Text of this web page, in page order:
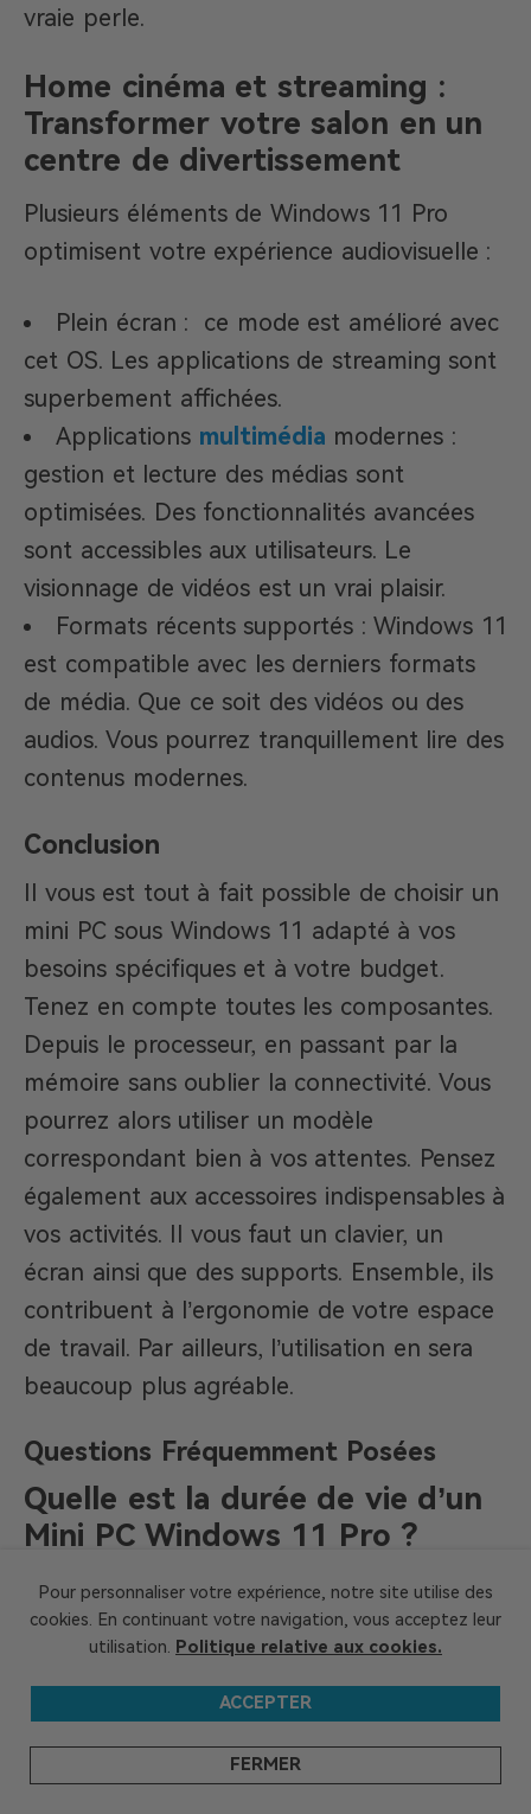
vraie perle.
Home cinéma et streaming :
Transformer votre salon en un
centre de divertissement
Plusieurs éléments de Windows 11 Pro
optimisent votre expérience audiovisuelle :
Plein écran : ce mode est amélioré avec
cet OS. Les applications de streaming sont
superbement affichées.
Applications multimédia modernes :
gestion et lecture des médias sont
optimisées. Des fonctionnalités avancées
sont accessibles aux utilisateurs. Le
visionnage de vidéos est un vrai plaisir.
Formats récents supportés : Windows 11
est compatible avec les derniers formats
de média. Que ce soit des vidéos ou des
audios. Vous pourrez tranquillement lire des
contenus modernes.
Conclusion
Il vous est tout à fait possible de choisir un
mini PC sous Windows 11 adapté à vos
besoins spécifiques et à votre budget.
Tenez en compte toutes les composantes.
Depuis le processeur, en passant par la
mémoire sans oublier la connectivité. Vous
pourrez alors utiliser un modèle
correspondant bien à vos attentes. Pensez
également aux accessoires indispensables à
vos activités. Il vous faut un clavier, un
écran ainsi que des supports. Ensemble, ils
contribuent à l’ergonomie de votre espace
de travail. Par ailleurs, l’utilisation en sera
beaucoup plus agréable.
Questions Fréquemment Posées
Quelle est la durée de vie d’un
Mini PC Windows 11 Pro ?
Un mini PC sous Windows 11 peut durer
entre 3 et 7 ans. Sa durée de vie dépend de
l’intensité de l’utilisation. La maintenance
accordée prolonge également cette
longévité.
Puis-je jouer à des jeux AAA sur
Pour personnaliser votre expérience, notre site utilise des
cookies. En continuant votre navigation, vous acceptez leur
utilisation. Politique relative aux cookies.
ACCEPTER
FERMER